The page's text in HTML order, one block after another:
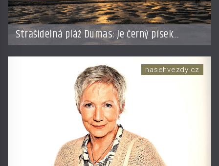
Strašidelná pláž Dumas: Je černý písek
podhoubím, ze kterého roste zlo?
nasehvezdy.cz